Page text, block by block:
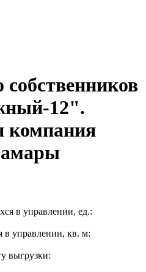
12".
компания
в управлении, ед.:
в управлении, кв. м:
выгрузки: